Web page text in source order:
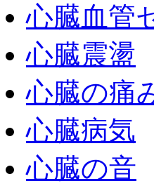
心臓血管
心臓震盪
心臓の痛
心臓病気
心臓の音